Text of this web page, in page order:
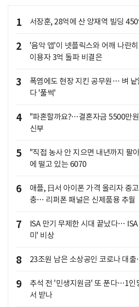
1 서장훈, 28억에 산 양재역 빌딩
2
'음악 앱'이 넷플릭스와 어깨 나란
이용자 3억 돌파 비결은
3
폭염에도 현장 지킨 공무원… 벼 낱
다 '풀썩'
4
"파혼할까요?…결혼자금 5500만
신부
5
"직접 농사 안 지으면 내년까지 팔
에 떨고 있는 6070
6
애플, 日서 아이폰 가격 올리자 중
충… 리퍼폰 패널은 신제품용 추월
7
ISA 만기 무제한 시대 끝났다…
미' 비상
8 23조원 남은 소상공인 코로나 대
9
추석 전 '민생지원금' 또 푼다…1인
서 받나